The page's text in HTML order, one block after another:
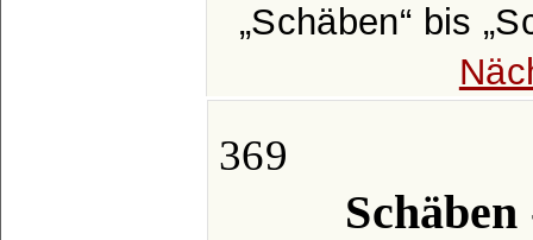
Schäben
bis
369